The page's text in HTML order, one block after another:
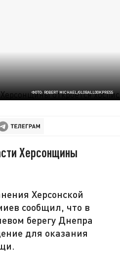
ФОТО: ROBERT MICHAEL/GLOBALLOOKPRESS
Херсонщины
Херсонской
сообщил, что в
берегу Днепра
для оказания